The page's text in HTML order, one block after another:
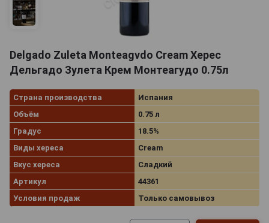
Delgado Zuleta Monteagvdo Cream Херес
Дельгадо Зулета Крем Монтеагудо 0.75л
Страна производства
Испания
Объём
0.75 л
Градус
18.5%
Виды хереса
Cream
Вкус хереса
Сладкий
Артикул
44361
Условия продаж
Только самовывоз